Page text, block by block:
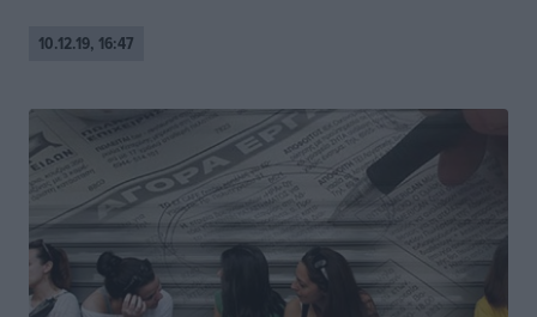
10.12.19, 16:47